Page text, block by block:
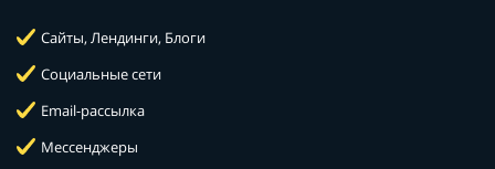
Сайты, Лендинги, Блоги
Социальные сети
Email-рассылка
Мессенджеры